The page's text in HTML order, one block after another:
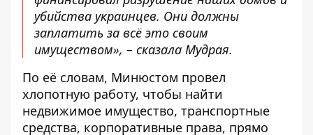
убийства украинцев. Они должны
заплатить за всё это своим
имуществом», – сказала Мудрая.
По её словам, Минюстом провел
хлопотную работу, чтобы найти
недвижимое имущество, транспортные
средства, корпоративные права, прямо